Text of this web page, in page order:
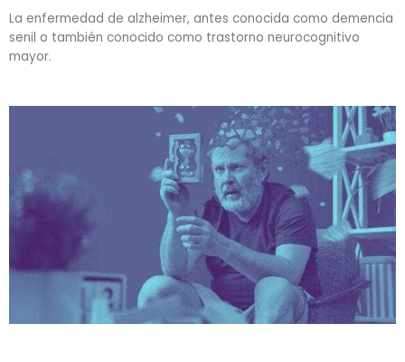
La enfermedad de alzheimer, antes conocida como demencia
senil o también conocido como trastorno neurocognitivo
mayor.